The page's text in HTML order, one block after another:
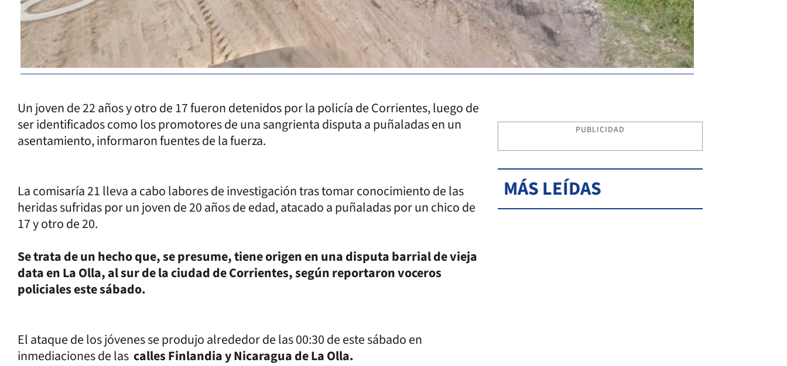
Un joven de 22 años y otro de 17 fueron detenidos por la policía de Corrientes, luego de
ser identificados como los promotores de una sangrienta disputa a puñaladas en un
asentamiento, informaron fuentes de la fuerza.
La comisaría 21 lleva a cabo labores de investigación tras tomar conocimiento de las
heridas sufridas por un joven de 20 años de edad, atacado a puñaladas por un chico de
17 y otro de 20.
Se trata de un hecho que, se presume, tiene origen en una disputa barrial de vieja
data en La Olla, al sur de la ciudad de Corrientes, según reportaron voceros
policiales este sábado.
El ataque de los jóvenes se produjo alrededor de las 00:30 de este sábado en
inmediaciones de las calles Finlandia y Nicaragua de La Olla.
PUBLICIDAD
MÁS LEÍDAS